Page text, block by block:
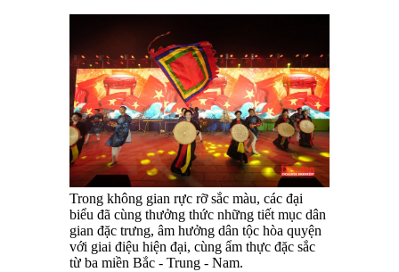
Trong không gian rực rỡ sắc màu, các đại
biểu đã cùng thưởng thức những tiết mục dân
gian đặc trưng, âm hưởng dân tộc hòa quyện
với giai điệu hiện đại, cùng ẩm thực đặc sắc
từ ba miền Bắc - Trung - Nam.